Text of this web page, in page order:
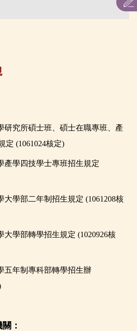
研究所碩士班、碩士在職專班、產
定 (1061024核定)
產學四技學士專班招生規定
大學部二年制招生規定 (1061208核
大學部轉學招生規定 (1020926核
五年制專科部轉學招生辦
：